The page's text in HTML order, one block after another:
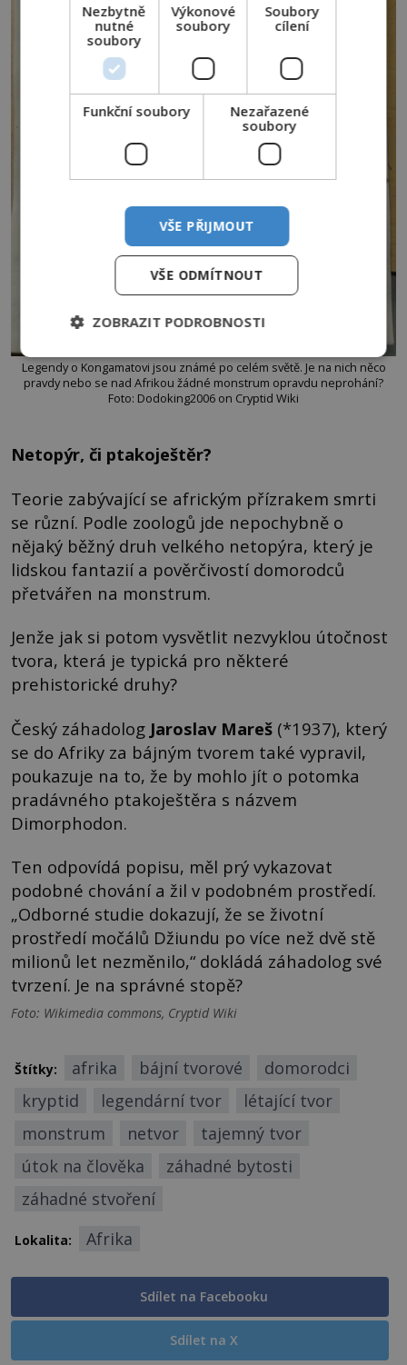
Legendy o Kongamatovi jsou známé po celém světě. Je na nich něco
pravdy nebo se nad Afrikou žádné monstrum opravdu neprohání?
Foto: Dodoking2006 on Cryptid Wiki
Netopýr, či ptakoještěr?
Teorie zabývající se africkým přízrakem smrti
se různí. Podle zoologů jde nepochybně o
nějaký běžný druh velkého netopýra, který je
lidskou fantazií a pověrčivostí domorodců
přetvářen na monstrum.
Jenže jak si potom vysvětlit nezvyklou útočnost
tvora, která je typická pro některé
prehistorické druhy?
Český záhadolog Jaroslav Mareš (*1937), který
se do Afriky za bájným tvorem také vypravil,
poukazuje na to, že by mohlo jít o potomka
pradávného ptakoještěra s názvem
Dimorphodon.
Ten odpovídá popisu, měl prý vykazovat
podobné chování a žil v podobném prostředí.
„Odborné studie dokazují, že se životní
prostředí močálů Džiundu po více než dvě stě
milionů let nezměnilo,“ dokládá záhadolog své
tvrzení. Je na správné stopě?
Foto: Wikimedia commons, Cryptid Wiki
Štítky: afrika bájní tvorové
domorodci
kryptid
legendární tvor
létající tvor
monstrum
netvor
tajemný tvor
útok na člověka
záhadné bytosti
záhadné stvoření
Lokalita: Afrika
Sdílet na Facebooku
Sdílet na X
Nezbytně
nutné
soubory
Výkonové
soubory
Soubory
cílení
Funkční soubory
Nezařazené
soubory
VŠE PŘIJMOUT
VŠE ODMÍTNOUT
ZOBRAZIT PODROBNOSTI